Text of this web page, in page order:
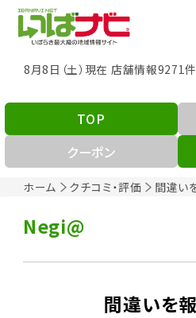
8月8日（土）現在 店舗情報9271
ホーム クチコミ・評価 間違い
TOP
クーポン
Negi@
間違いを